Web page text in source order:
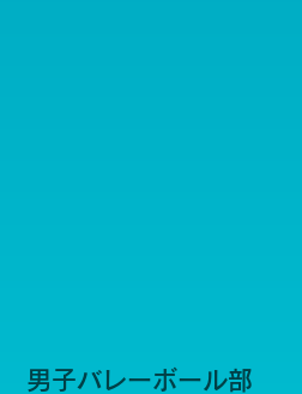
男子バレーボール部